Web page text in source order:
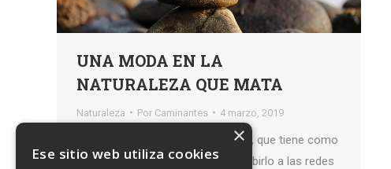
UNA MODA EN LA
NATURALEZA QUE MATA
Naturaleza Por Caminantes 4 marzo, 2019
Una moda que sufre la naturaleza, que tiene como
finalidad hacerse un selfie para subirlo a las redes
Ese sitio web utiliza cookies
×